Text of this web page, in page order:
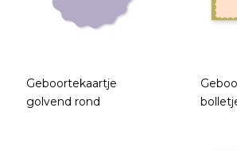
Geboortekaartje
golvend rond